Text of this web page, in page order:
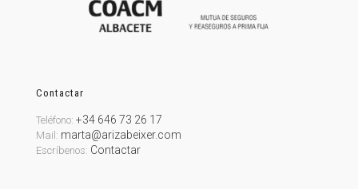
Contactar
Teléfono: +34 646 73 26 17
Mail: marta@arizabeixer.com
Escríbenos: Contactar